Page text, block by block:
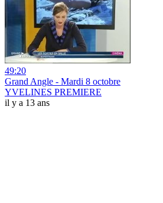
49:20
Grand Angle - Mardi 8 octobre
YVELINES PREMIERE
il y a 13 ans